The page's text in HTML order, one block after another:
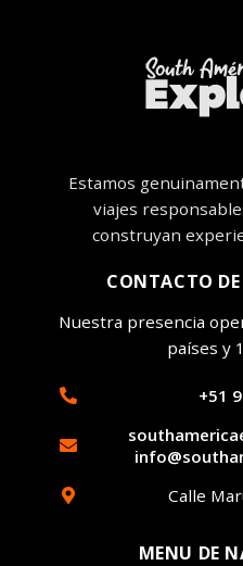
Estamos
viajes
construyan
CONTACTO
Nuestra presencia
países y
+51
Calle
MENU DE